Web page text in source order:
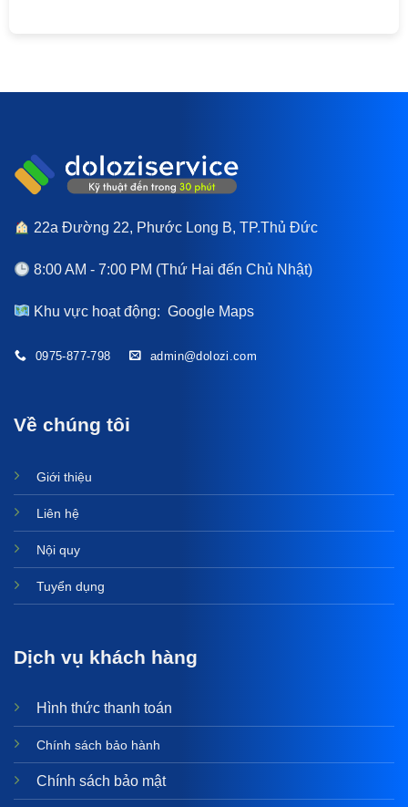
22a Đường 22, Phước Long B, TP.Thủ Đức
8:00 AM - 7:00 PM (Thứ Hai đến Chủ Nhật)
Khu vực hoạt động:Google Maps
0975-877-798 admin@dolozi.com
Về chúng tôi
Giới thiệu
Liên hệ
Nội quy
Tuyển dụng
Dịch vụ khách hàng
Hình thức thanh toán
Chính sách bảo hành
Chính sách bảo mật